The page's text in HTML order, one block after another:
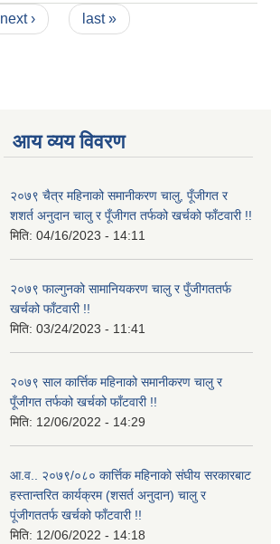
next › last »
आय व्यय विवरण
२०७९ चैत्र महिनाको समानीकरण चालु, पूँजीगत र
शशर्त अनुदान चालु र पूँजीगत तर्फको खर्चको फाँटवारी !!
मिति: 04/16/2023 - 14:11
२०७९ फाल्गुनको सामानियकरण चालु र पुँजीगततर्फ
खर्चको फाँटवारी !!
मिति: 03/24/2023 - 11:41
२०७९ साल कार्त्तिक महिनाको समानीकरण चालु र
पूँजीगत तर्फको खर्चको फाँटवारी !!
मिति: 12/06/2022 - 14:29
आ.व.. २०७९/०८० कार्त्तिक महिनाको संघीय सरकारबाट
हस्तान्तरित कार्यक्रम (शसर्त अनुदान) चालु र
पूंजीगततर्फ खर्चको फाँटवारी !!
मिति: 12/06/2022 - 14:18